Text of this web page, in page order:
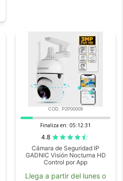
COD. P2P00009
Finaliza en: 05:12:29
4.8
Cámara de Seguridad IP
GADNIC Visión Nocturna HD
Control por App
Llega a partir del lunes o